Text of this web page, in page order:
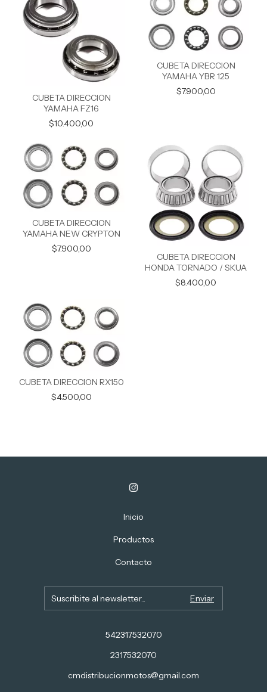
CUBETA DIRECCION
YAMAHA FZ16
$10.400,00
CUBETA DIRECCION
YAMAHA YBR 125
$7.900,00
CUBETA DIRECCION
YAMAHA NEW CRYPTON
$7.900,00
CUBETA DIRECCION
HONDA TORNADO / SKUA
$8.400,00
CUBETA DIRECCION RX150
$4.500,00
Inicio
Productos
Contacto
542317532070
2317532070
cmdistribucionmotos@gmail.com